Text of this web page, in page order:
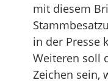
mit diesem
in der Presse
Weiteren soll
Zeichen sein,